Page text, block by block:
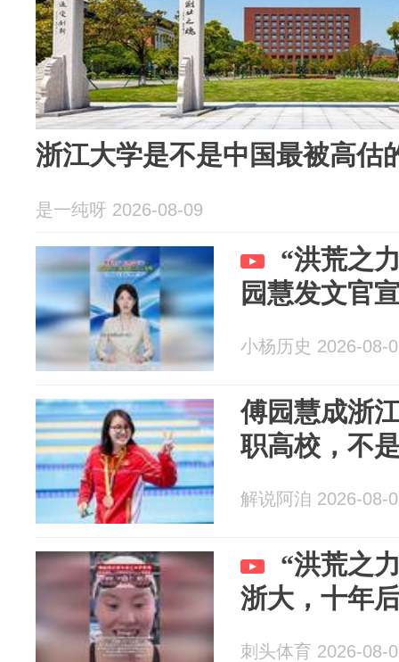
浙江大学是不是中国最被高估
是一纯呀 2026-08-09
“洪荒之
园慧发文官
小杨历史 2026-08-
傅园慧成浙
职高校，不
解说阿洎 2026-08-
“洪荒之
浙大，十年
刺头体育 2026-08-